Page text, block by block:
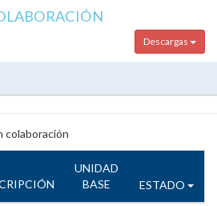
Descargas
colaboración
UNIDAD
BASE
ESTADO